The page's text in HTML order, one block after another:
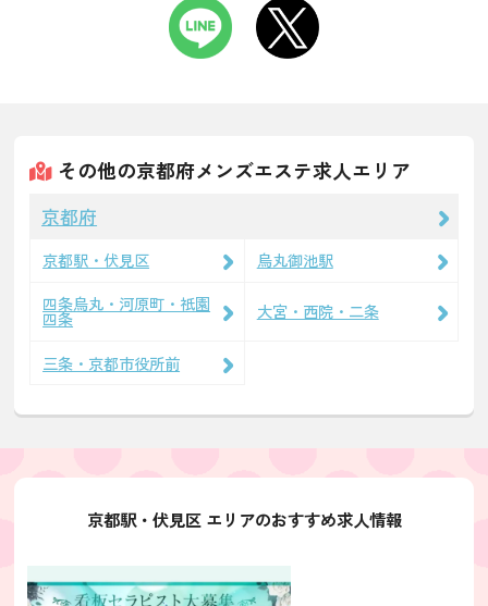
その他の京都府メンズエステ求人エリア
京都府
京都駅・伏見区
烏丸御池駅
四条烏丸・河原町・祇園
四条 大宮・西院・二条
三条・京都市役所前
京都駅・伏見区 エリアのおすすめ求人情報